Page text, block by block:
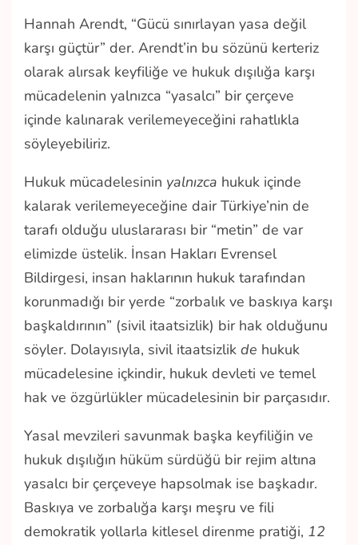
Hannah Arendt, “Gücü sınırlayan yasa değil
karşı güçtür” der. Arendt’in bu sözünü kerteriz
olarak alırsak keyfiliğe ve hukuk dışılığa karşı
mücadelenin yalnızca “yasalcı” bir çerçeve
içinde kalınarak verilemeyeceğini rahatlıkla
söyleyebiliriz.
Hukuk mücadelesinin yalnızca hukuk içinde
kalarak verilemeyeceğine dair Türkiye’nin de
tarafı olduğu uluslararası bir “metin” de var
elimizde üstelik. İnsan Hakları Evrensel
Bildirgesi, insan haklarının hukuk tarafından
korunmadığı bir yerde “zorbalık ve baskıya karşı
başkaldırının” (sivil itaatsizlik) bir hak olduğunu
söyler. Dolayısıyla, sivil itaatsizlik de hukuk
mücadelesine içkindir, hukuk devleti ve temel
hak ve özgürlükler mücadelesinin bir parçasıdır.
Yasal mevzileri savunmak başka keyfiliğin ve
hukuk dışılığın hüküm sürdüğü bir rejim altına
yasalcı bir çerçeveye hapsolmak ise başkadır.
Baskıya ve zorbalığa karşı meşru ve fili
demokratik yollarla kitlesel direnme pratiği, 12